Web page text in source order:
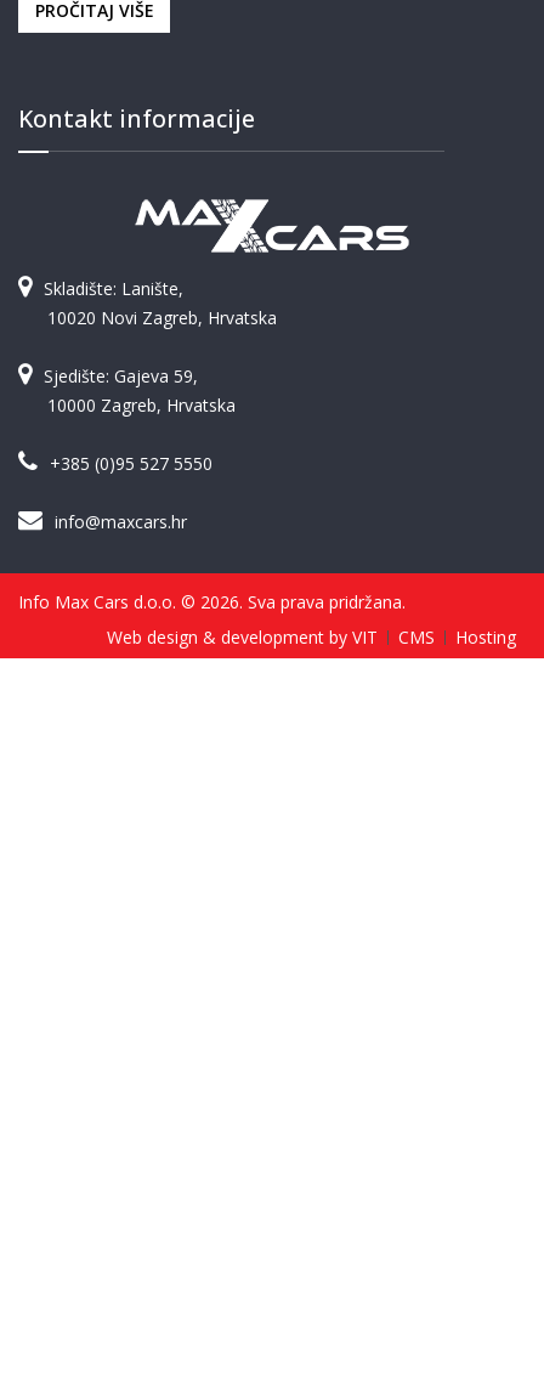
PROČITAJ VIŠE
Kontakt informacije
Skladište: Lanište,
10020 Novi Zagreb, Hrvatska
Sjedište: Gajeva 59,
10000 Zagreb, Hrvatska
+385 (0)95 527 5550
info@maxcars.hr
Info Max Cars d.o.o. © 2026. Sva prava pridržana.
Web design & development by VIT
CMS Hosting